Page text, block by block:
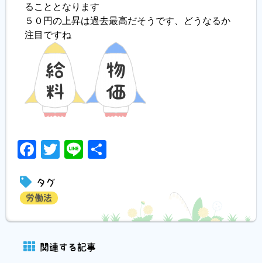
ることとなります
５０円の上昇は過去最高だそうです、どうなるか
注目ですね
Facebook
Twitter
Line
タグ
労働法
関連する記事